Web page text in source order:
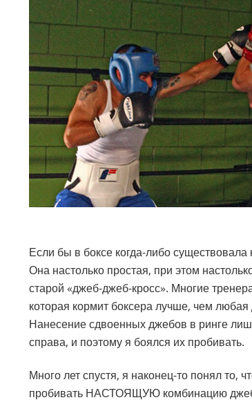
Если бы в боксе когда-либо
Она настолько простая, при этом
старой «джеб-джеб-кросс». Многие
которая кормит боксера лучше, чем
Нанесение сдвоенных джебов в ринге
справа, и поэтому я боялся их пробивать.
Много лет спустя, я наконец-то понял то,
пробивать НАСТОЯЩУЮ комбинацию